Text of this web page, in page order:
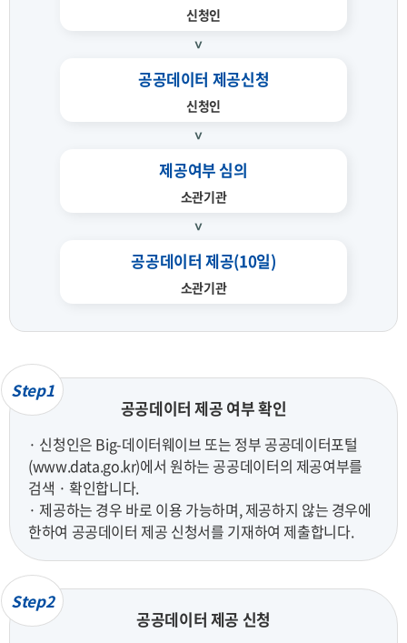
신청인
공공데이터 제공신청
신청인
제공여부 심의
소관기관
공공데이터 제공(10일)
소관기관
Step1
공공데이터 제공 여부 확인
· 신청인은 Big-데이터웨이브 또는 정부 공공데이터포털
(www.data.go.kr)에서 원하는 공공데이터의 제공여부를
검색 · 확인합니다.
· 제공하는 경우 바로 이용 가능하며, 제공하지 않는 경우에
한하여 공공데이터 제공 신청서를 기재하여 제출합니다.
Step2
공공데이터 제공 신청